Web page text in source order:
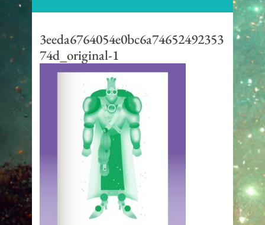
3eeda6764054e0bc6a74652492353
74d_original-1